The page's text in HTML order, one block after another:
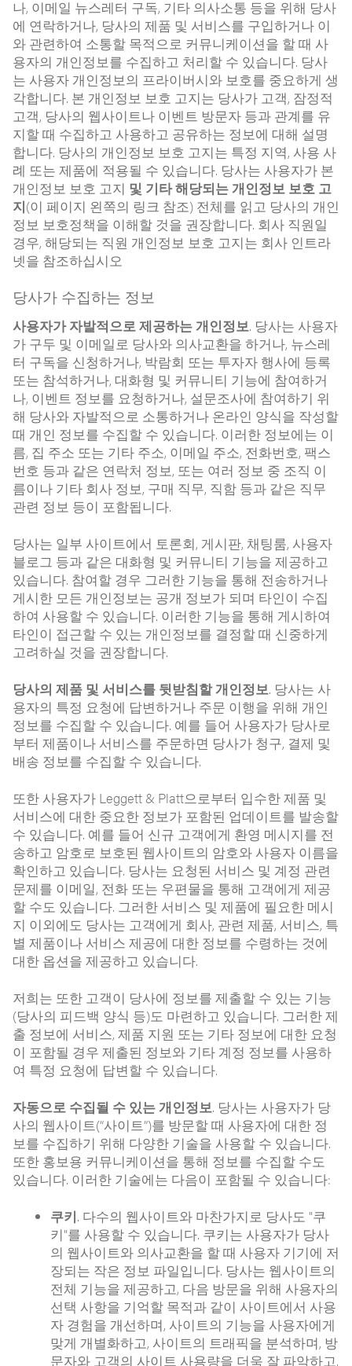
나, 이메일 뉴스레터 구독, 기타 의사소통 등을 위해 당사
에 연락하거나, 당사의 제품 및 서비스를 구입하거나 이
와 관련하여 소통할 목적으로 커뮤니케이션을 할 때 사
용자의 개인정보를 수집하고 처리할 수 있습니다. 당사
는 사용자 개인정보의 프라이버시와 보호를 중요하게 생
각합니다. 본 개인정보 보호 고지는 당사가 고객, 잠정적
고객, 당사의 웹사이트나 이벤트 방문자 등과 관계를 유
지할 때 수집하고 사용하고 공유하는 정보에 대해 설명
합니다. 당사의 개인정보 보호 고지는 특정 지역, 사용 사
례 또는 제품에 적용될 수 있습니다. 당사는 사용자가 본
개인정보 보호 고지 및 기타 해당되는 개인정보 보호 고
지(이 페이지 왼쪽의 링크 참조) 전체를 읽고 당사의 개인
정보 보호정책을 이해할 것을 권장합니다. 회사 직원일
경우, 해당되는 직원 개인정보 보호 고지는 회사 인트라
넷을 참조하십시오
당사가 수집하는 정보
사용자가 자발적으로 제공하는 개인정보. 당사는 사용자
가 구두 및 이메일로 당사와 의사교환을 하거나, 뉴스레
터 구독을 신청하거나, 박람회 또는 투자자 행사에 등록
또는 참석하거나, 대화형 및 커뮤니티 기능에 참여하거
나, 이벤트 정보를 요청하거나, 설문조사에 참여하기 위
해 당사와 자발적으로 소통하거나 온라인 양식을 작성할
때 개인 정보를 수집할 수 있습니다. 이러한 정보에는 이
름, 집 주소 또는 기타 주소, 이메일 주소, 전화번호, 팩스
번호 등과 같은 연락처 정보, 또는 여러 정보 중 조직 이
름이나 기타 회사 정보, 구매 직무, 직함 등과 같은 직무
관련 정보 등이 포함됩니다.
당사는 일부 사이트에서 토론회, 게시판, 채팅룸, 사용자
블로그 등과 같은 대화형 및 커뮤니티 기능을 제공하고
있습니다. 참여할 경우 그러한 기능을 통해 전송하거나
게시한 모든 개인정보는 공개 정보가 되며 타인이 수집
하여 사용할 수 있습니다. 이러한 기능을 통해 게시하여
타인이 접근할 수 있는 개인정보를 결정할 때 신중하게
고려하실 것을 권장합니다.
당사의 제품 및 서비스를 뒷받침할 개인정보. 당사는 사
용자의 특정 요청에 답변하거나 주문 이행을 위해 개인
정보를 수집할 수 있습니다. 예를 들어 사용자가 당사로
부터 제품이나 서비스를 주문하면 당사가 청구, 결제 및
배송 정보를 수집할 수 있습니다.
또한 사용자가 Leggett & Platt으로부터 입수한 제품 및
서비스에 대한 중요한 정보가 포함된 업데이트를 발송할
수 있습니다. 예를 들어 신규 고객에게 환영 메시지를 전
송하고 암호로 보호된 웹사이트의 암호와 사용자 이름을
확인하고 있습니다. 당사는 요청된 서비스 및 계정 관련
문제를 이메일, 전화 또는 우편물을 통해 고객에게 제공
할 수도 있습니다. 그러한 서비스 및 제품에 필요한 메시
지 이외에도 당사는 고객에게 회사, 관련 제품, 서비스, 특
별 제품이나 서비스 제공에 대한 정보를 수령하는 것에
대한 옵션을 제공하고 있습니다.
저희는 또한 고객이 당사에 정보를 제출할 수 있는 기능
(당사의 피드백 양식 등)도 마련하고 있습니다. 그러한 제
출 정보에 서비스, 제품 지원 또는 기타 정보에 대한 요청
이 포함될 경우 제출된 정보와 기타 계정 정보를 사용하
여 특정 요청에 답변할 수 있습니다.
자동으로 수집될 수 있는 개인정보. 당사는 사용자가 당
사의 웹사이트(“사이트”)를 방문할 때 사용자에 대한 정
보를 수집하기 위해 다양한 기술을 사용할 수 있습니다.
또한 홍보용 커뮤니케이션을 통해 정보를 수집할 수도
있습니다. 이러한 기술에는 다음이 포함될 수 있습니다:
쿠키. 다수의 웹사이트와 마찬가지로 당사도 "쿠
키"를 사용할 수 있습니다. 쿠키는 사용자가 당사
의 웹사이트와 의사교환을 할 때 사용자 기기에 저
장되는 작은 정보 파일입니다. 당사는 웹사이트의
전체 기능을 제공하고, 다음 방문을 위해 사용자의
선택 사항을 기억할 목적과 같이 사이트에서 사용
자 경험을 개선하며, 사이트의 기능을 사용자에게
맞게 개별화하고, 사이트의 트래픽을 분석하며, 방
문자와 고객의 사이트 사용량을 더욱 잘 파악하고,